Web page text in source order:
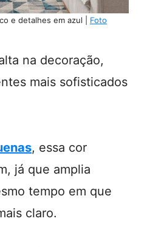
e detalhes em azul | Foto
na decoração,
mais sofisticados
, essa cor
já que amplia
tempo em que
claro.